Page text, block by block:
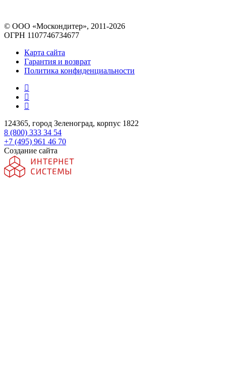
© ООО «Москондитер», 2011-2026
ОГРН 1107746734677
Карта сайта
Гарантия и возврат
Политика конфиденциальности
124365, город Зеленоград, корпус 1822
8 (800) 333 34 54
+7 (495) 961 46 70
Создание сайта